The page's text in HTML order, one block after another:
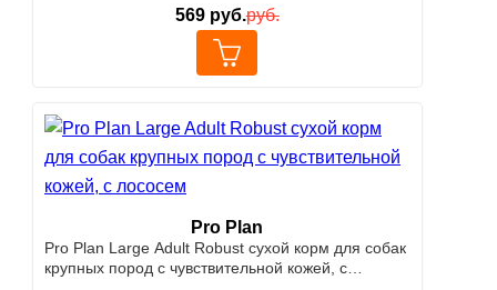
569руб.руб.
Pro Plan
Pro Plan Large Adult Robust сухой корм для собак
крупных пород с чувствительной кожей, с